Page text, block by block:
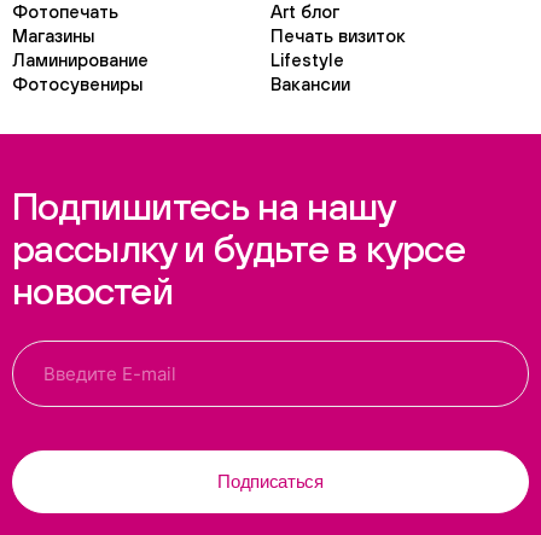
Фотопечать
Art блог
Магазины
Печать визиток
Ламинирование
Lifestyle
Фотосувениры
Вакансии
Подпишитесь на нашу
рассылку и будьте в курсе
новостей
Подписаться